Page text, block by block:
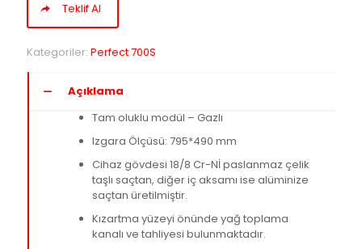
Teklif Al
Kategoriler: Perfect 700S
Açıklama
Tam oluklu modül – Gazlı
Izgara Ölçüsü: 795*490 mm
Cihaz gövdesi 18/8 Cr-Nİ paslanmaz çelik
taşlı saçtan, diğer iç aksamı ise alüminize
saçtan üretilmiştir.
Kızartma yüzeyi önünde yağ toplama
kanalı ve tahliyesi bulunmaktadır.